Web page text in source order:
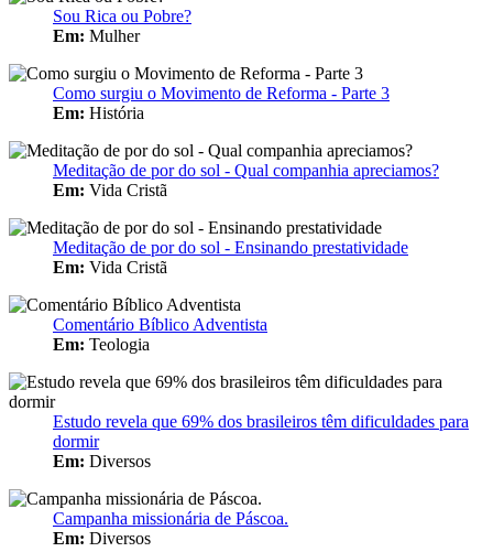
Sou Rica ou Pobre?
Em: Mulher
Como surgiu o Movimento de Reforma - Parte 3
Em: História
Meditação de por do sol - Qual companhia apreciamos?
Em: Vida Cristã
Meditação de por do sol - Ensinando prestatividade
Em: Vida Cristã
Comentário Bíblico Adventista
Em: Teologia
Estudo revela que 69% dos brasileiros têm dificuldades para
dormir
Em: Diversos
Campanha missionária de Páscoa.
Em: Diversos